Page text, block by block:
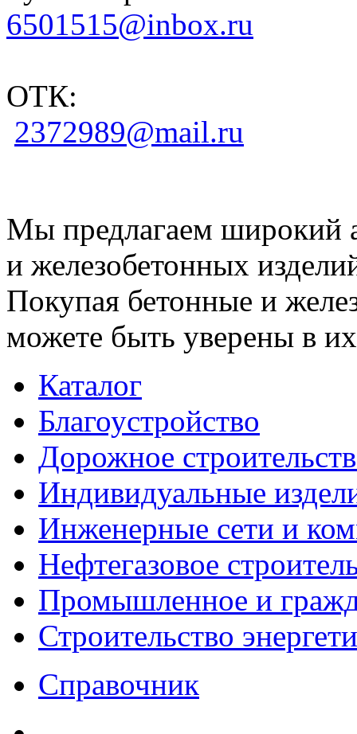
6501515@inbox.ru
ОТК:
2372989@mail.ru
Мы предлагаем широкий
и железобетонных
Покупая бетонные и
можете быть уверены в их
Каталог
Благоустройство
Дорожное
Индивидуальные
Инженерные сети и
Нефтегазовое
Промышленное и
Строительство
Справочник